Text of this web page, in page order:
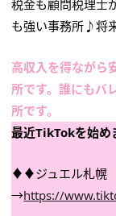
税金も顧問税理士
も強い事務所♪将
高収入を得ながら
所です。誰にもバ
所です。
最近TikTokを始め
♦♦ジュエル札幌
→https://